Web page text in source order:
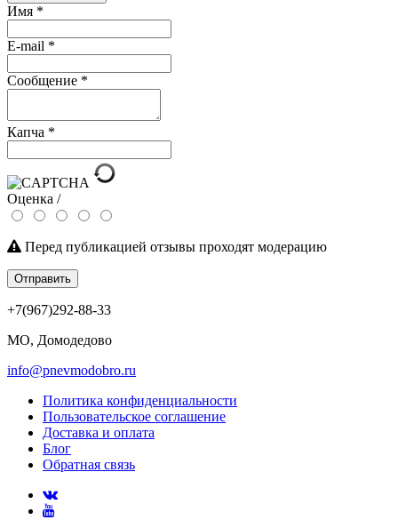
Имя *
E-mail *
Сообщение *
Капча *
Оценка /
Перед публикацией отзывы проходят модерацию
Отправить
+7(967)292-88-33
МО, Домодедово
info@pnevmodobro.ru
Политика конфиденциальности
Пользовательское соглашение
Доставка и оплата
Блог
Обратная связь